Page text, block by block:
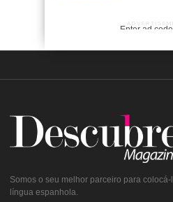
Enter ad
Somos o seu melhor parceiro para
língua espanhola.